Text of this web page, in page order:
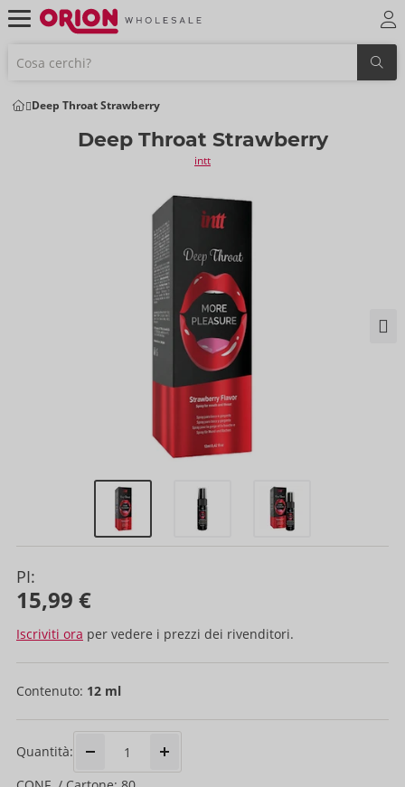
Deep Throat Strawberry
Deep Throat Strawberry
intt
PI:
15,99 €
Iscriviti ora per vedere i prezzi dei rivenditori.
Contenuto: 12 ml
Quantità: